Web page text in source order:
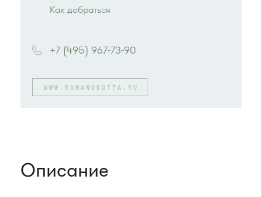
Как добраться
Автобусы № 30, 43, 350, 400, 400э, 440, 817,
851, 851э, 905.
+7 (495) 967-73-90
WWW.ROMANOBOTTA.RU
Описание